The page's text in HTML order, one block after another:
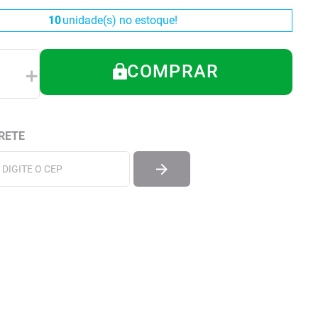
10unidade(s) no estoque!
＋ COMPRAR